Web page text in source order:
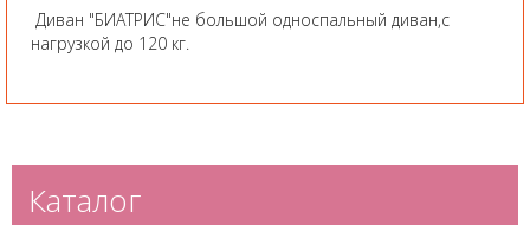
Диван "БИАТРИС"не большой односпальный диван,с
нагрузкой до 120 кг.
Каталог